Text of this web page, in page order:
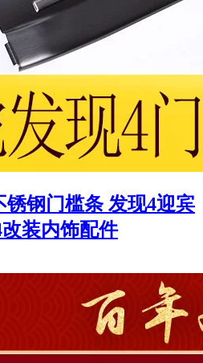
锈钢门槛条 发现4迎宾
装内饰配件